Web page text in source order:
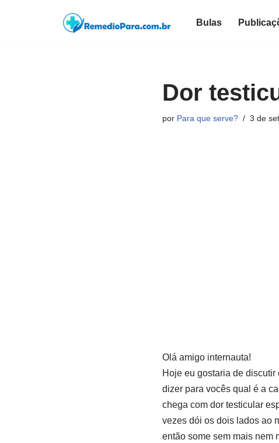
Bulas
Dor
por Para que serve? 3 de
Olá amigo internauta!
Hoje eu gostaria de
dizer para vocês qual é a
chega com dor testicular
vezes dói os dois lados ao
então some sem mais nem